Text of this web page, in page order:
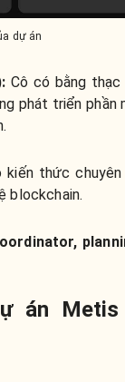
dự án
Cô có bằng thạc
phát triển phần
kiến thức
blockchain.
án Metis